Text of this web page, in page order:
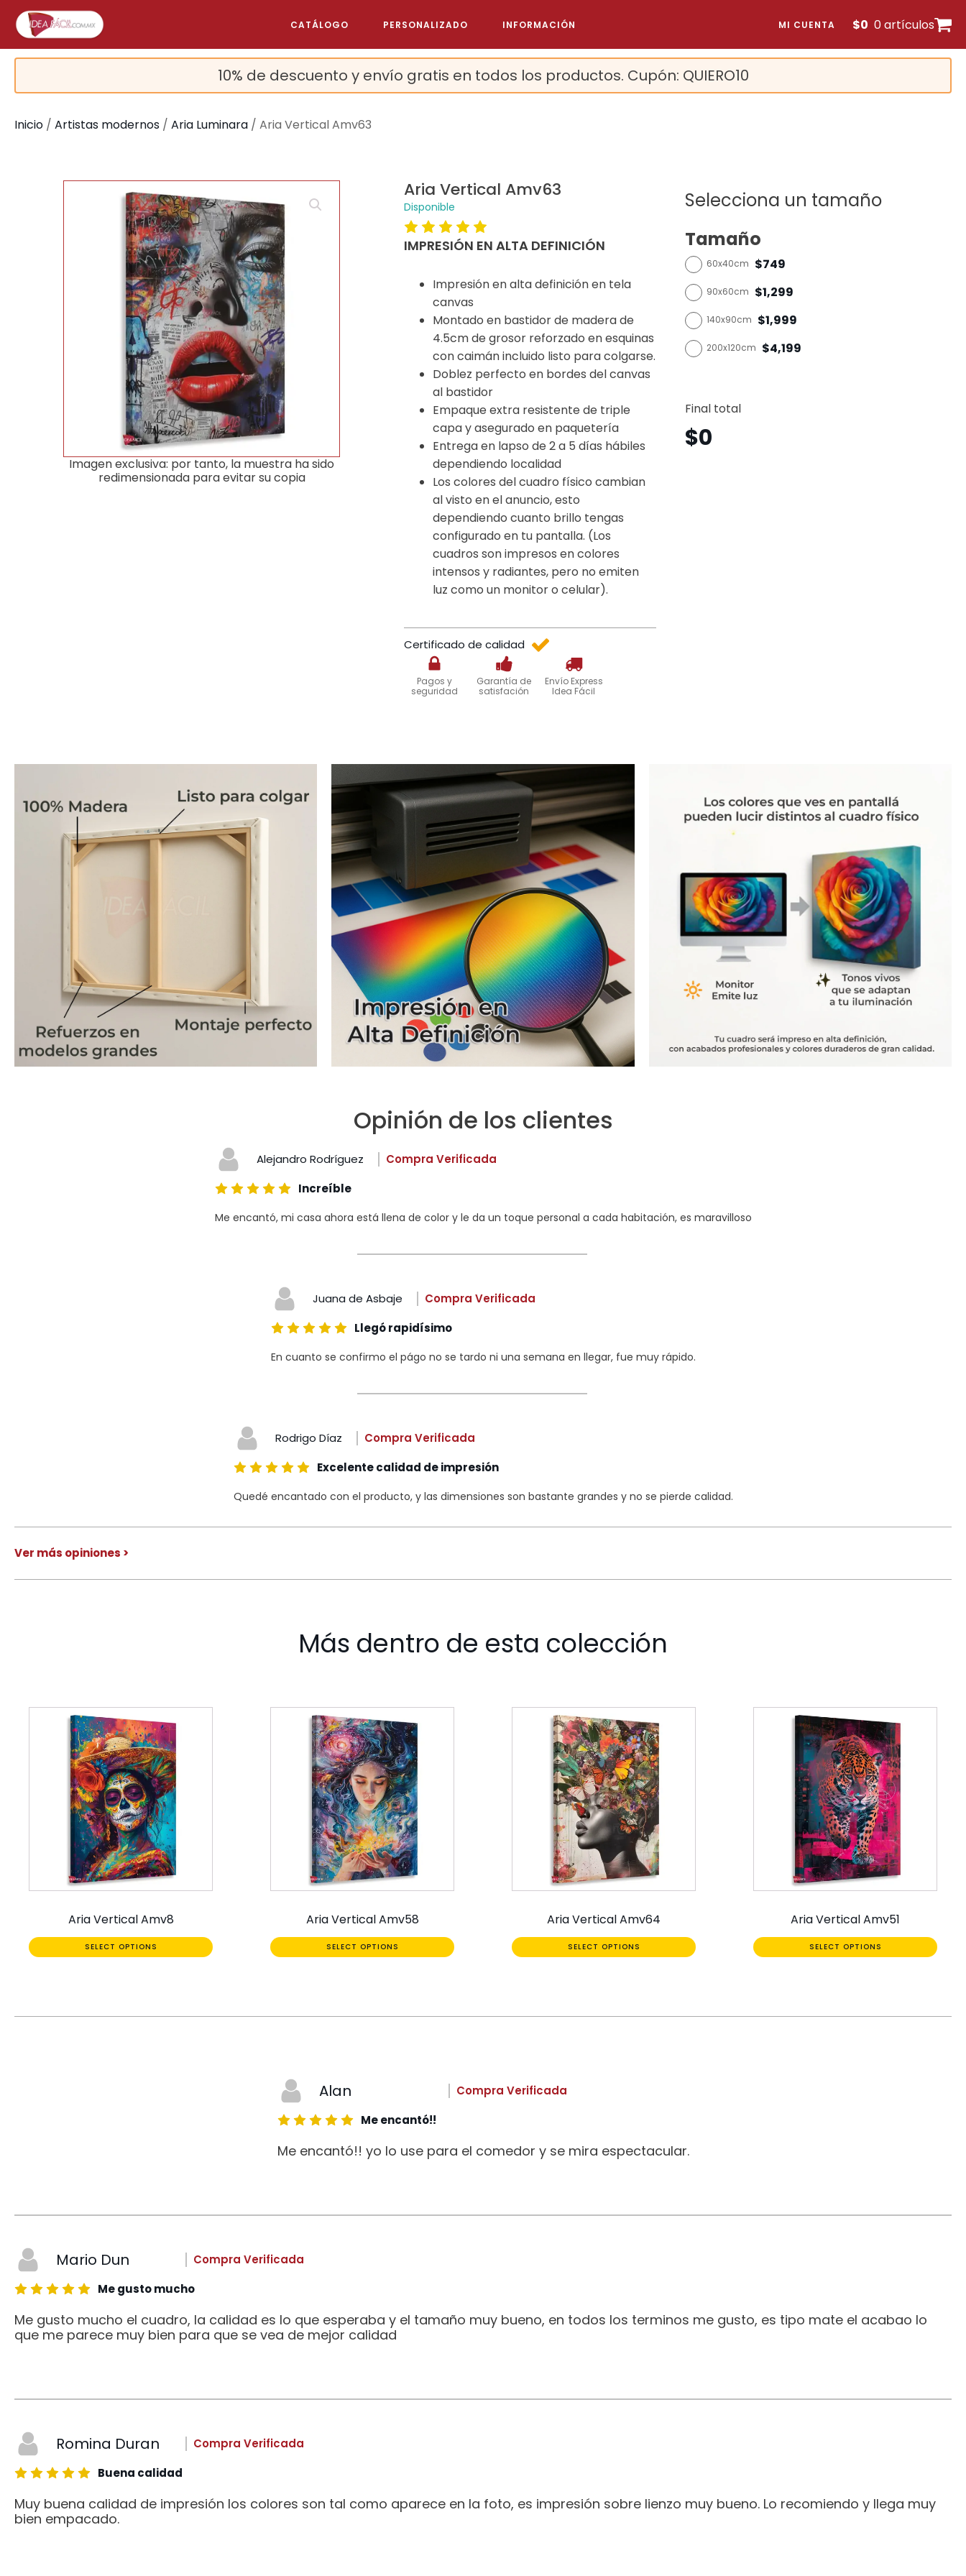
CATÁLOGO PERSONALIZADO INFORMACIÓN MI CUENTA $0 0 artículos
10% de descuento y envío gratis en todos los productos. Cupón: QUIERO10
Inicio / Artistas modernos / Aria Luminara / Aria Vertical Amv63
Imagen exclusiva: por tanto, la muestra ha sido
redimensionada para evitar su copia
Aria Vertical Amv63
Disponible
IMPRESIÓN EN ALTA DEFINICIÓN
Impresión en alta definición en tela
canvas
Montado en bastidor de madera de
4.5cm de grosor reforzado en esquinas
con caimán incluido listo para colgarse.
Doblez perfecto en bordes del canvas
al bastidor
Empaque extra resistente de triple
capa y asegurado en paquetería
Entrega en lapso de 2 a 5 días hábiles
dependiendo localidad
Los colores del cuadro físico cambian
al visto en el anuncio, esto
dependiendo cuanto brillo tengas
configurado en tu pantalla. (Los
cuadros son impresos en colores
intensos y radiantes, pero no emiten
luz como un monitor o celular).
Certificado de calidad
Pagos y
seguridad
Garantía de
satisfación
Envío Express
Idea Fácil
Selecciona un tamaño
Tamaño
60x40cm $749
90x60cm $1,299
140x90cm $1,999
200x120cm $4,199
Final total
$0
Opinión de los clientes
Alejandro Rodríguez
Compra Verificada
Increíble
Me encantó, mi casa ahora está llena de color y le da un toque personal a cada habitación, es maravilloso
Juana de Asbaje
Compra Verificada
Llegó rapidísimo
En cuanto se confirmo el págo no se tardo ni una semana en llegar, fue muy rápido.
Rodrigo Díaz
Compra Verificada
Excelente calidad de impresión
Quedé encantado con el producto, y las dimensiones son bastante grandes y no se pierde calidad.
Ver más opiniones >
Más dentro de esta colección
Aria Vertical Amv8
SELECT OPTIONS
Aria Vertical Amv58
SELECT OPTIONS
Aria Vertical Amv64
SELECT OPTIONS
Aria Vertical Amv51
SELECT OPTIONS
Alan
Compra Verificada
Me encantó!!
Me encantó!! yo lo use para el comedor y se mira espectacular.
Mario Dun
Compra Verificada
Me gusto mucho
Me gusto mucho el cuadro, la calidad es lo que esperaba y el tamaño muy bueno, en todos los terminos me gusto, es tipo mate el acabao lo
que me parece muy bien para que se vea de mejor calidad
Romina Duran
Compra Verificada
Buena calidad
Muy buena calidad de impresión los colores son tal como aparece en la foto, es impresión sobre lienzo muy bueno. Lo recomiendo y llega muy
bien empacado.